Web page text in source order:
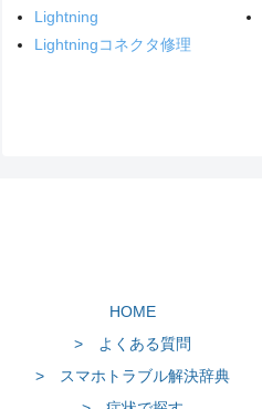
Lightning
Lightningコネクタ修理
HOME
> よくある質問
> スマホトラブル解決辞典